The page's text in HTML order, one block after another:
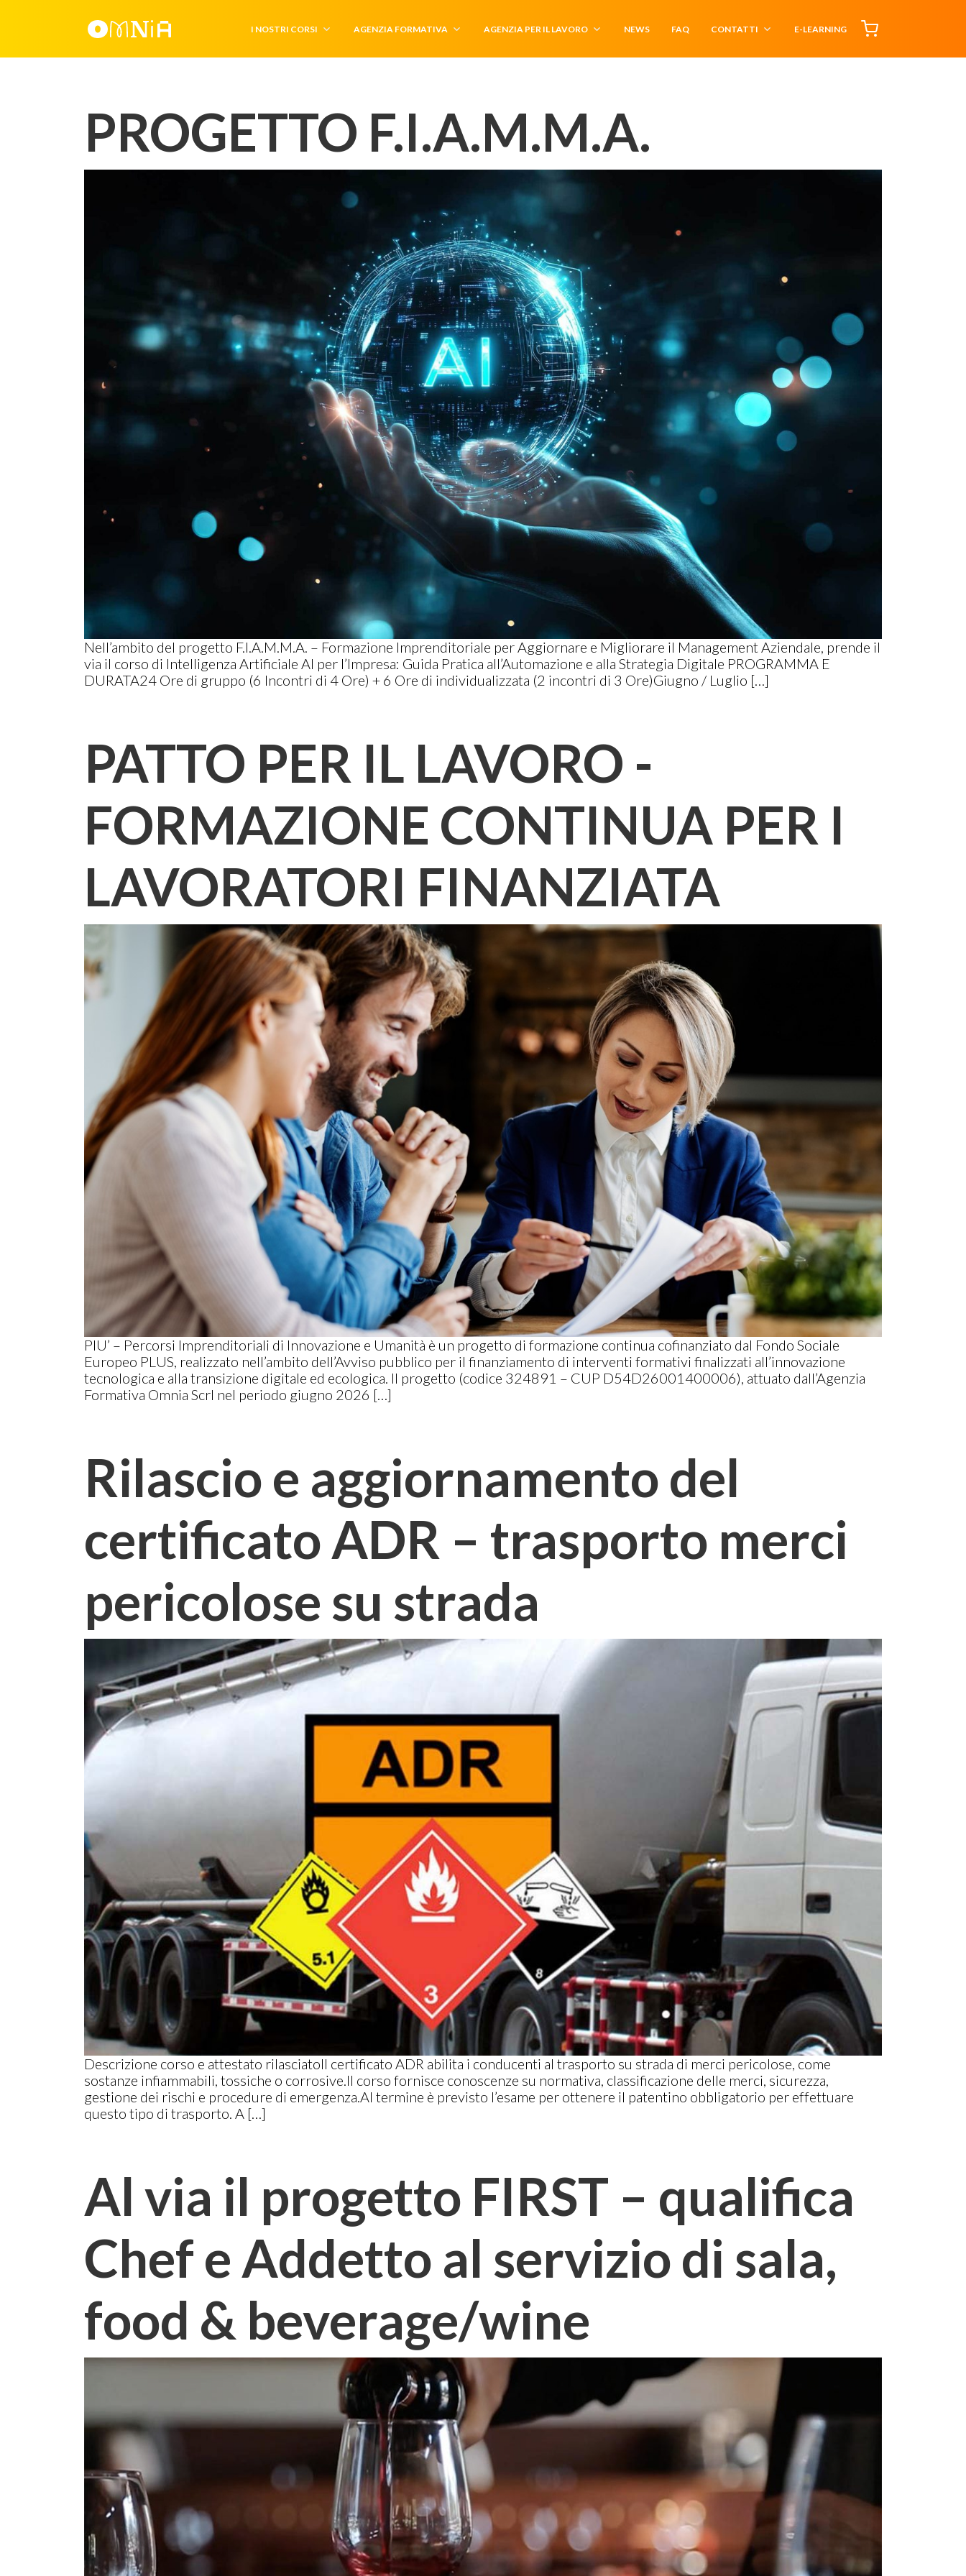
I NOSTRI CORSI AGENZIA FORMATIVA AGENZIA PER IL LAVORO NEWS FAQ CONTATTI E-LEARNING
PROGETTO F.I.A.M.M.A.
Nell’ambito del progetto F.I.A.M.M.A. – Formazione Imprenditoriale per Aggiornare e Migliorare il Management Aziendale, prende il
via il corso di Intelligenza Artificiale AI per l’Impresa: Guida Pratica all’Automazione e alla Strategia Digitale PROGRAMMA E
DURATA24 Ore di gruppo (6 Incontri di 4 Ore) + 6 Ore di individualizzata (2 incontri di 3 Ore)Giugno / Luglio […]
PATTO PER IL LAVORO -
FORMAZIONE CONTINUA PER I
LAVORATORI FINANZIATA
PIU’ – Percorsi Imprenditoriali di Innovazione e Umanità è un progetto di formazione continua cofinanziato dal Fondo Sociale
Europeo PLUS, realizzato nell’ambito dell’Avviso pubblico per il finanziamento di interventi formativi finalizzati all’innovazione
tecnologica e alla transizione digitale ed ecologica. Il progetto (codice 324891 – CUP D54D26001400006), attuato dall’Agenzia
Formativa Omnia Scrl nel periodo giugno 2026 […]
Rilascio e aggiornamento del
certificato ADR – trasporto merci
pericolose su strada
Descrizione corso e attestato rilasciatoIl certificato ADR abilita i conducenti al trasporto su strada di merci pericolose, come
sostanze infiammabili, tossiche o corrosive.Il corso fornisce conoscenze su normativa, classificazione delle merci, sicurezza,
gestione dei rischi e procedure di emergenza.Al termine è previsto l’esame per ottenere il patentino obbligatorio per effettuare
questo tipo di trasporto. A […]
Al via il progetto FIRST – qualifica
Chef e Addetto al servizio di sala,
food & beverage/wine